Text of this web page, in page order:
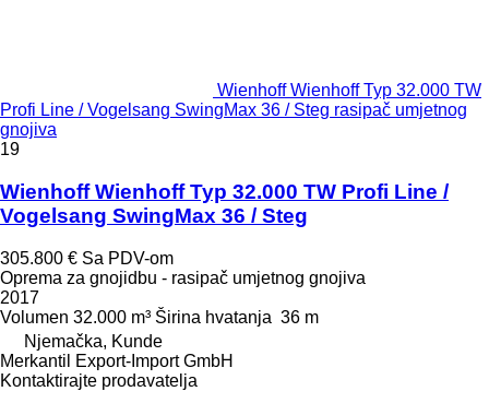
Wienhoff Wienhoff Typ 32.000 TW
Profi Line / Vogelsang SwingMax 36 / Steg rasipač umjetnog
gnojiva
19
Wienhoff Wienhoff Typ 32.000 TW Profi Line /
Vogelsang SwingMax 36 / Steg
305.800 € Sa PDV-om
Oprema za gnojidbu - rasipač umjetnog gnojiva
2017
Volumen 32.000 m³ Širina hvatanja 36 m
Njemačka, Kunde
Merkantil Export-Import GmbH
Kontaktirajte prodavatelja